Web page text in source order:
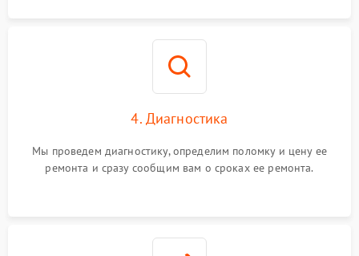
4. Диагностика
Мы проведем диагностику, определим поломку и цену ее
ремонта и сразу сообщим вам о сроках ее ремонта.